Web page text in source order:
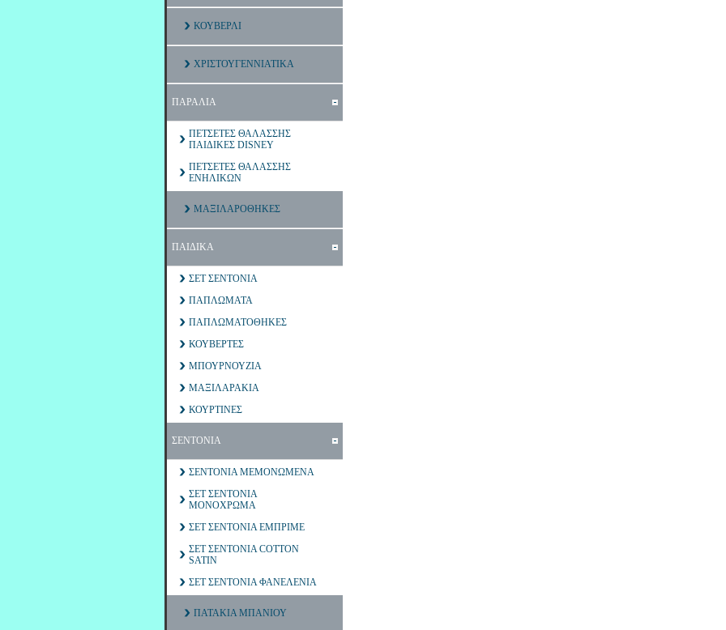
ΚΟΥΒΕΡΛΙ
ΧΡΙΣΤΟΥΓΕΝΝΙΑΤΙΚΑ
ΠΑΡΑΛΙΑ
ΠΕΤΣΕΤΕΣ ΘΑΛΑΣΣΗΣ
ΠΑΙΔΙΚΕΣ DISNEY
ΠΕΤΣΕΤΕΣ ΘΑΛΑΣΣΗΣ
ΕΝΗΛΙΚΩΝ
ΜΑΞΙΛΑΡΟΘΗΚΕΣ
ΠΑΙΔΙΚΑ
ΣΕΤ ΣΕΝΤΟΝΙΑ
ΠΑΠΛΩΜΑΤΑ
ΠΑΠΛΩΜΑΤΟΘΗΚΕΣ
ΚΟΥΒΕΡΤΕΣ
ΜΠΟΥΡΝΟΥΖΙΑ
ΜΑΞΙΛΑΡΑΚΙΑ
ΚΟΥΡΤΙΝΕΣ
ΣΕΝΤΟΝΙΑ
ΣΕΝΤΟΝΙΑ ΜΕΜΟΝΩΜΕΝΑ
ΣΕΤ ΣΕΝΤΟΝΙΑ
ΜΟΝΟΧΡΩΜΑ
ΣΕΤ ΣΕΝΤΟΝΙΑ ΕΜΠΡΙΜΕ
ΣΕΤ ΣΕΝΤΟΝΙΑ COTTON
SATIN
ΣΕΤ ΣΕΝΤΟΝΙΑ ΦΑΝΕΛΕΝΙΑ
ΠΑΤΑΚΙΑ ΜΠΑΝΙΟΥ